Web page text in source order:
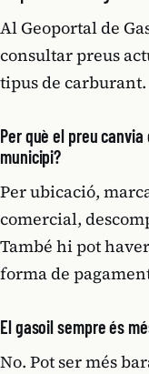
Al Geoportal de
consultar preus
tipus de carburant.
Per què el preu
municipi?
Per ubicació,
comercial,
També hi pot
forma de
El gasoil sempre és
No. Pot ser més